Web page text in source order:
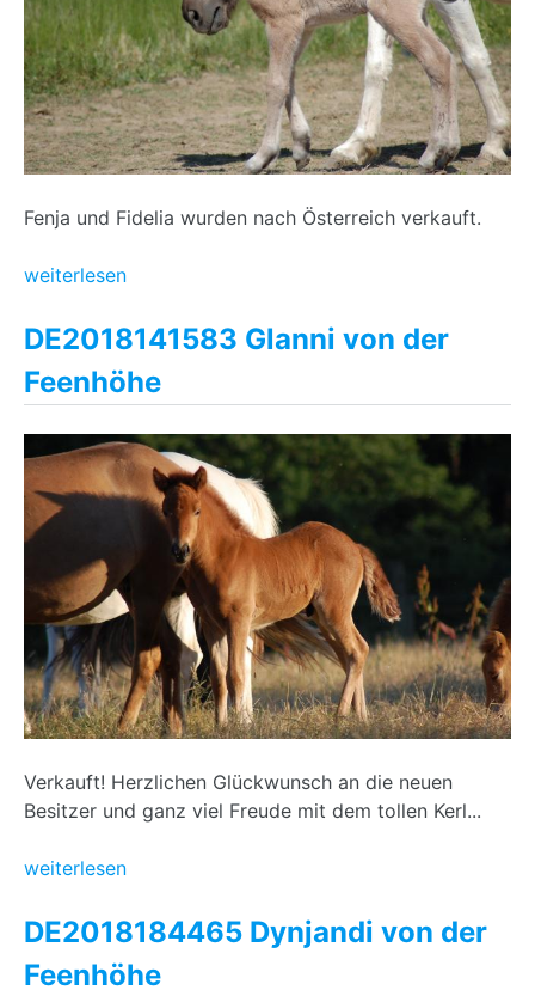
Fenja und Fidelia wurden nach Österreich verkauft.
weiterlesen
DE2018141583 Glanni von der
Feenhöhe
Verkauft! Herzlichen Glückwunsch an die neuen
Besitzer und ganz viel Freude mit dem tollen Kerl...
weiterlesen
DE2018184465 Dynjandi von der
Feenhöhe